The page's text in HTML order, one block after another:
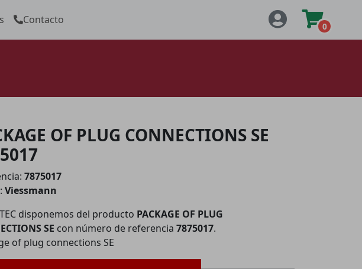
Contacto
0
OF PLUG CONNECTIONS SE
7875017
Viessmann
disponemos del producto PACKAGE OF PLUG
SE con número de referencia 7875017.
of plug connections SE